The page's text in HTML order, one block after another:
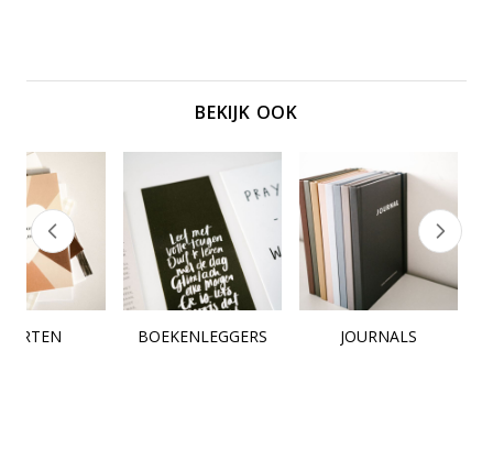
BEKIJK OOK
BOEKENLEGGERS JOURNALS